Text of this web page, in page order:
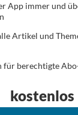
App immer und
Artikel und
für berechtigte
kostenlos